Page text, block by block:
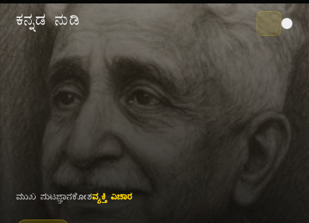
ಕನ್ನಡ ನುಡಿ
ಮುಖ ಪುಟಜ್ಞಾನಕೋಶವ್ಯಕ್ತಿ ವಿಚಾರ